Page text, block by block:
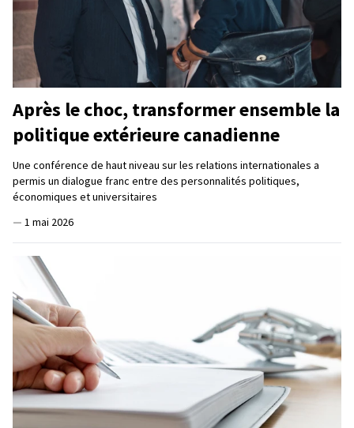
Après le choc, transformer ensemble la
politique extérieure canadienne
Une conférence de haut niveau sur les relations internationales a
permis un dialogue franc entre des personnalités politiques,
économiques et universitaires
— 1 mai 2026